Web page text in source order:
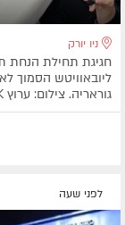
ניו יורק
חגיגת תחילת הנחת
ליובאוויטש הסמוך
גוראריה. צילום: ערוץ DK
לפני שעה